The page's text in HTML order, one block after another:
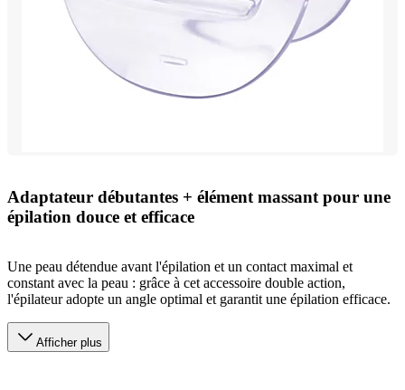
Adaptateur débutantes + élément massant pour une
épilation douce et efficace
Une peau détendue avant l'épilation et un contact maximal et
constant avec la peau : grâce à cet accessoire double action,
l'épilateur adopte un angle optimal et garantit une épilation efficace.
Afficher plus